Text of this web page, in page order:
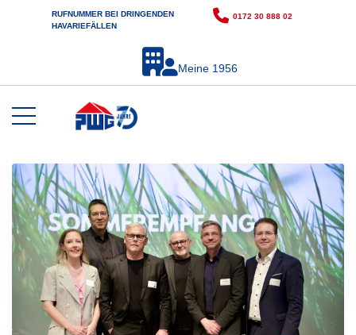
RUFNUMMER BEI DRINGENDEN
HAVARIEFÄLLEN
0172 30 888 02
Meine 1956